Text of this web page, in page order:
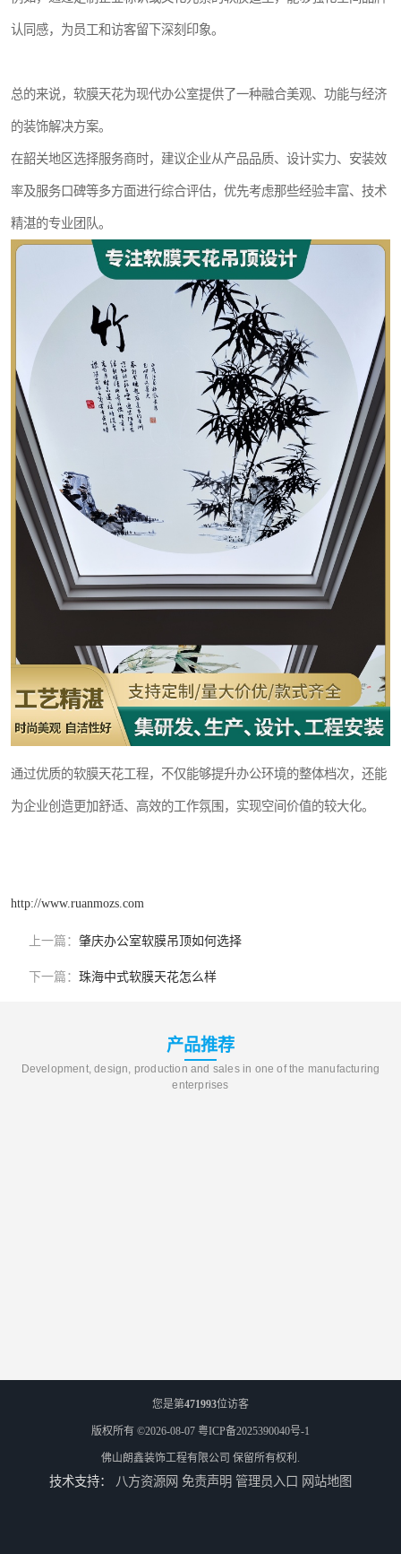
认同感，为员工和访客留下深刻印象。
总的来说，软膜天花为现代办公室提供了一种融合美观、功能与经济
的装饰解决方案。
在韶关地区选择服务商时，建议企业从产品品质、设计实力、安装效
率及服务口碑等多方面进行综合评估，优先考虑那些经验丰富、技术
精湛的专业团队。
通过优质的软膜天花工程，不仅能够提升办公环境的整体档次，还能
为企业创造更加舒适、高效的工作氛围，实现空间价值的较大化。
http://www.ruanmozs.com
上一篇： 肇庆办公室软膜吊顶如何选择
下一篇： 珠海中式软膜天花怎么样
产品推荐
Development, design, production and sales in one of the manufacturing
enterprises
您是第471993位访客
版权所有 ©2026-08-07 粤ICP备2025390040号-1
佛山朗鑫装饰工程有限公司 保留所有权利.
技术支持： 八方资源网 免责声明 管理员入口 网站地图